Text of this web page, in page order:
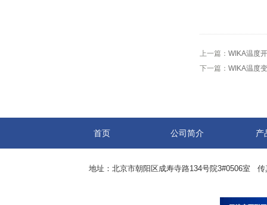
上一篇： WIKA温度
下一篇： WIKA温度
首页 公司简介 产
地址：北京市朝阳区成寿寺路134号院3#0506室